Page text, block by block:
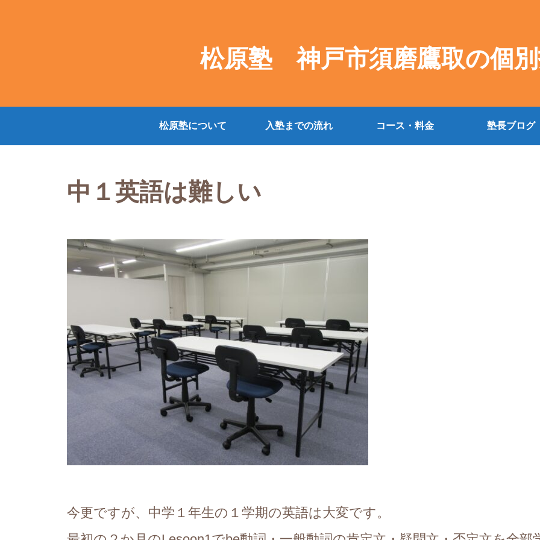
松原塾 神戸市須磨鷹取の個
松原塾について 入塾までの流れ コース・料金 塾長ブログ
中１英語は難しい
今更ですが、中学１年生の１学期の英語は大変です。